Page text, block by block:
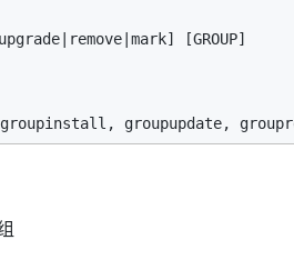
[GROUP]